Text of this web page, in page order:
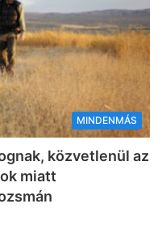
MINDENMÁS
közvetlenül az
miatt